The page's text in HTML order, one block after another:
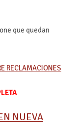
que quedan
RECLAMACIONES
NUEVA